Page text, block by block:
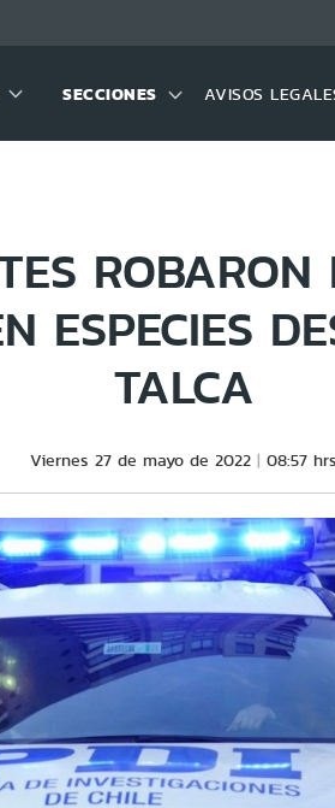
SECCIONES AVISOS
ESPECIES
TALCA
Viernes 27 de mayo de 2022 08:57 hrs